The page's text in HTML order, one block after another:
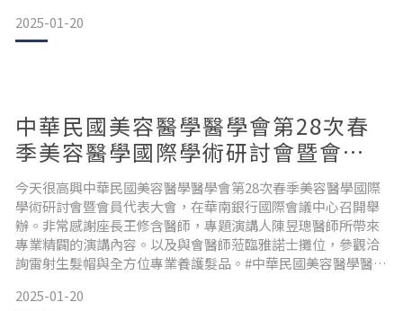
2025-01-20
中華民國美容醫學醫學會第28次春
季美容醫學國際學術研討會暨會員
代表大會花絮
今天很高興中華民國美容醫學醫學會第28次春季美容醫學國際
學術研討會暨會員代表大會，在華南銀行國際會議中心召開舉
辦。非常感謝座長王修含醫師，專題演講人陳昱璁醫師所帶來
專業精闢的演講內容。以及與會醫師蒞臨雅諾士攤位，參觀洽
詢雷射生髮帽與全方位專業養護髮品。#中華民國美容醫學醫學
含醫師 #陳昱璁醫師 #生髮帽 #養護髮品 #雅諾士
2025-01-20